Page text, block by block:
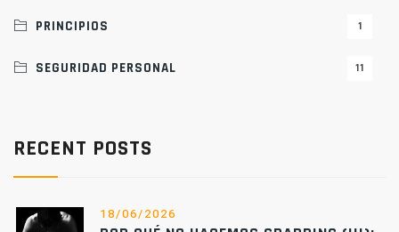
PRINCIPIOS 1
SEGURIDAD PERSONAL 11
RECENT POSTS
18/06/2026